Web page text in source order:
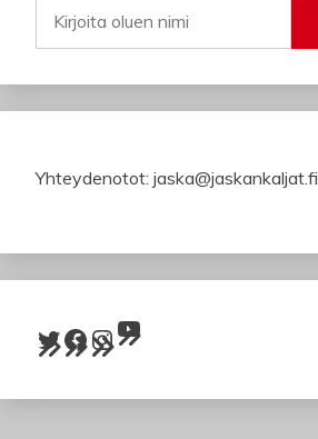
Yhteydenotot: jaska@jaskankaljat.fi
Twitter Facebook InstagramYouTube